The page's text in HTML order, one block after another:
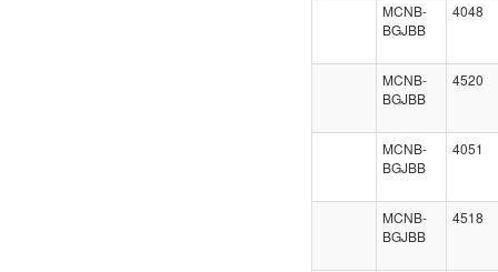
MCNB-
BGJBB
4048
MCNB-
BGJBB
4520
MCNB-
BGJBB
4051
MCNB-
BGJBB
4518